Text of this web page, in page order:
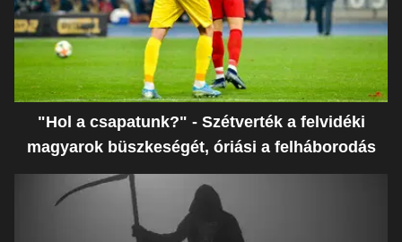
"Hol a csapatunk?" - Szétverték a felvidéki
magyarok büszkeségét, óriási a felháborodás